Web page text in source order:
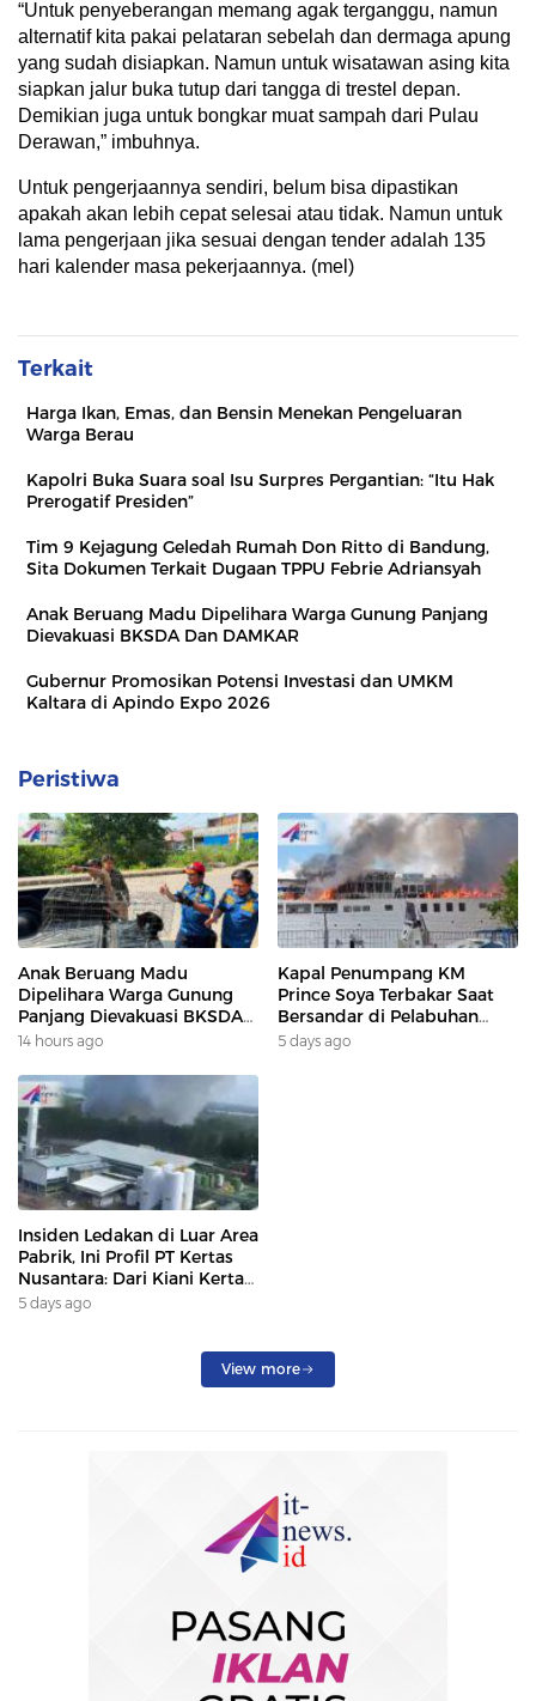
“Untuk penyeberangan memang agak terganggu, namun
alternatif kita pakai pelataran sebelah dan dermaga apung
yang sudah disiapkan. Namun untuk wisatawan asing kita
siapkan jalur buka tutup dari tangga di trestel depan.
Demikian juga untuk bongkar muat sampah dari Pulau
Derawan,” imbuhnya.
Untuk pengerjaannya sendiri, belum bisa dipastikan
apakah akan lebih cepat selesai atau tidak. Namun untuk
lama pengerjaan jika sesuai dengan tender adalah 135
hari kalender masa pekerjaannya. (mel)
Terkait
Harga Ikan, Emas, dan Bensin Menekan Pengeluaran
Warga Berau
Kapolri Buka Suara soal Isu Surpres Pergantian: “Itu Hak
Prerogatif Presiden”
Tim 9 Kejagung Geledah Rumah Don Ritto di Bandung,
Sita Dokumen Terkait Dugaan TPPU Febrie Adriansyah
Anak Beruang Madu Dipelihara Warga Gunung Panjang
Dievakuasi BKSDA Dan DAMKAR
Gubernur Promosikan Potensi Investasi dan UMKM
Kaltara di Apindo Expo 2026
Peristiwa
Anak Beruang Madu
Dipelihara Warga Gunung
Panjang Dievakuasi BKSDA
Dan DAMKAR
14 hours ago
Kapal Penumpang KM
Prince Soya Terbakar Saat
Bersandar di Pelabuhan
Samarinda, Keberangkatan
5 days ago
Insiden Ledakan di Luar Area
Pabrik, Ini Profil PT Kertas
Nusantara: Dari Kiani Kertas
hingga Beroperasi Kembali
5 days ago
View more